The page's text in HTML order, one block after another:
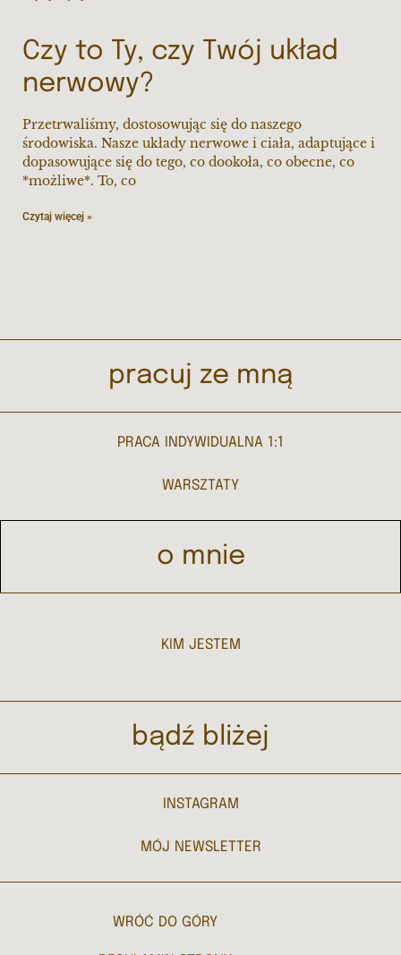
Czy to Ty, czy Twój układ
nerwowy?
Przetrwaliśmy, dostosowując się do naszego
środowiska. Nasze układy nerwowe i ciała, adaptujące i
dopasowujące się do tego, co dookoła, co obecne, co
*możliwe*. To, co
Czytaj więcej »
pracuj ze mną
PRACA INDYWIDUALNA 1:1
WARSZTATY
o mnie
KIM JESTEM
bądź bliżej
INSTAGRAM
MÓJ NEWSLETTER
WRÓĆ DO GÓRY